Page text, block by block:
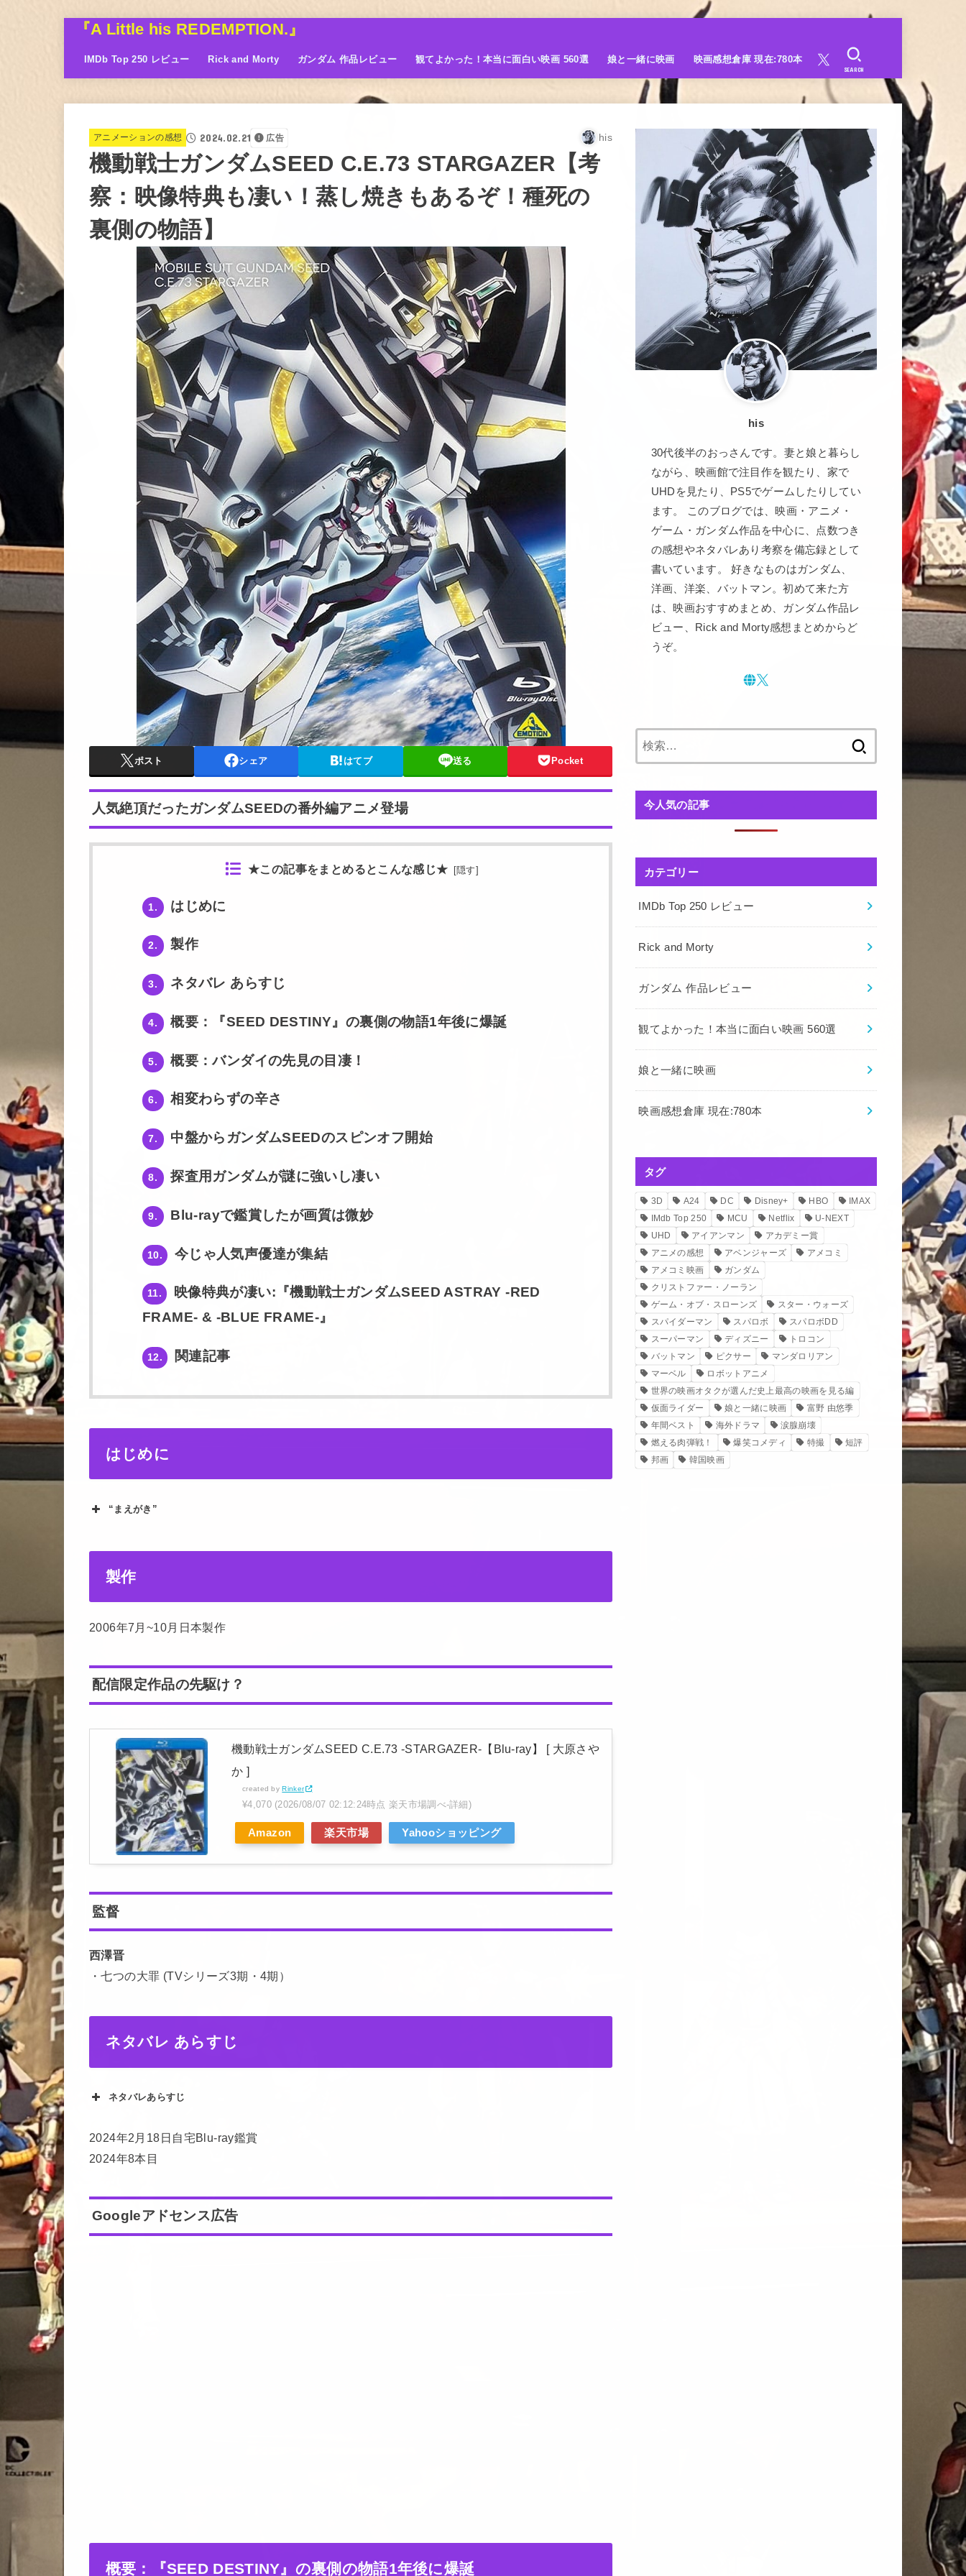
『A Little his REDEMPTION.』
IMDb Top 250 レビュー Rick and Morty ガンダム 作品レビュー 観てよかった！本当に面白い映画 560選 娘と一緒に映画 映画感想倉庫 現在:780本
SEARCH
アニメーションの感想 2024.02.21 広告 his
機動戦士ガンダムSEED C.E.73 STARGAZER【考
察：映像特典も凄い！蒸し焼きもあるぞ！種死の
裏側の物語】
ポスト シェア はてブ 送る Pocket
人気絶頂だったガンダムSEEDの番外編アニメ登場
★この記事をまとめるとこんな感じ★ [隠す]
1. はじめに
2. 製作
3. ネタバレ あらすじ
4. 概要：『SEED DESTINY』の裏側の物語1年後に爆誕
5. 概要：バンダイの先見の目凄！
6. 相変わらずの辛さ
7. 中盤からガンダムSEEDのスピンオフ開始
8. 探査用ガンダムが謎に強いし凄い
9. Blu-rayで鑑賞したが画質は微妙
10. 今じゃ人気声優達が集結
11.
映像特典が凄い:『機動戦士ガンダムSEED ASTRAY -RED
FRAME- & -BLUE FRAME-』
12. 関連記事
はじめに
“まえがき”
製作
2006年7月~10月日本製作
配信限定作品の先駆け？
機動戦士ガンダムSEED C.E.73 -STARGAZER-【Blu-ray】 [ 大原さや
か ]
created byRinker
¥4,070 (2026/08/07 02:12:24時点 楽天市場調べ-詳細)
Amazon 楽天市場 Yahooショッピング
監督
西澤晋
・七つの大罪 (TVシリーズ3期・4期）
ネタバレ あらすじ
ネタバレあらすじ
2024年2月18日自宅Blu-ray鑑賞
2024年8本目
Googleアドセンス広告
概要：『SEED DESTINY』の裏側の物語1年後に爆誕
his
30代後半のおっさんです。妻と娘と暮らし
ながら、映画館で注目作を観たり、家で
UHDを見たり、PS5でゲームしたりしてい
ます。 このブログでは、映画・アニメ・
ゲーム・ガンダム作品を中心に、点数つき
の感想やネタバレあり考察を備忘録として
書いています。 好きなものはガンダム、
洋画、洋楽、バットマン。初めて来た方
は、映画おすすめまとめ、ガンダム作品レ
ビュー、Rick and Morty感想まとめからど
うぞ。
今人気の記事
カテゴリー
IMDb Top 250 レビュー
Rick and Morty
ガンダム 作品レビュー
観てよかった！本当に面白い映画 560選
娘と一緒に映画
映画感想倉庫 現在:780本
タグ
3D A24 DC Disney+ HBO
IMAX
IMdb Top 250
MCU Netflix
U-NEXT
UHD
アイアンマン
アカデミー賞
アニメの感想
アベンジャーズ
アメコミ
アメコミ映画
ガンダム
クリストファー・ノーラン
ゲーム・オブ・スローンズ
スター・ウォーズ
スパイダーマン
スパロボ
スパロボDD
スーパーマン
ディズニー
トロコン
バットマン
ピクサー
マンダロリアン
マーベル
ロボットアニメ
世界の映画オタクが選んだ史上最高の映画を見る編
仮面ライダー
娘と一緒に映画
富野 由悠季
年間ベスト
海外ドラマ
涙腺崩壊
燃える肉弾戦！
爆笑コメディ 特撮
短評
邦画
韓国映画